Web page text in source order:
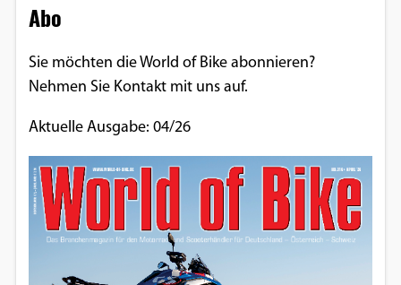
Abo
Sie möchten die World of Bike abonnieren?
Nehmen Sie Kontakt mit uns auf.
Aktuelle Ausgabe: 04/26